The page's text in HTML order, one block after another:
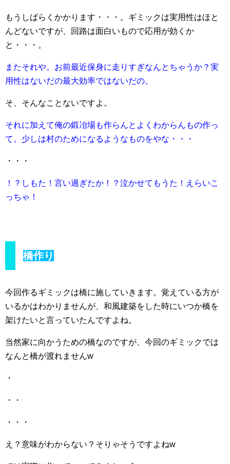
もうしばらくかかります・・・。ギミックは実用性はほと
んどないですが、回路は面白いもので応用が効くか
と・・・。
またそれや。お前最近保身に走りすぎなんとちゃうか？実
用性はないだの最大効率ではないだの。
そ、そんなことないですよ。
それに加えて俺の鍛冶場も作らんとよくわからんもの作っ
て。少しは村のためになるようなものをやな・・・
・・・
！？しもた！言い過ぎたか！？泣かせてもうた！えらいこ
っちゃ！
橋作り
今回作るギミックは橋に施していきます。覚えている方が
いるかはわかりませんが、和風建築をした時にいつか橋を
架けたいと言っていたんですよね。
当然家に向かうための橋なのですが、今回のギミックでは
なんと橋が渡れませんw
・
・・
・・・
え？意味がわからない？そりゃそうですよねw